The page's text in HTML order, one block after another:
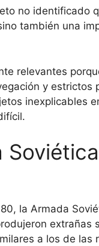
no identificado
también una
relevantes
y estrictos
inexplicables
la Armada
extrañas
a los de las